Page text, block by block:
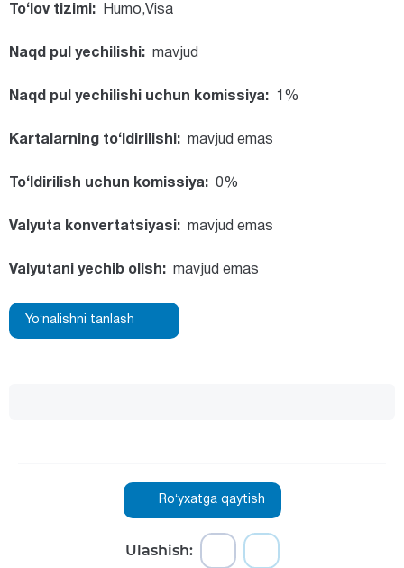
To‘lov tizimi: Humo,Visa
Naqd pul yechilishi: mavjud
Naqd pul yechilishi uchun komissiya: 1%
Kartalarning to‘ldirilishi: mavjud emas
To‘ldirilish uchun komissiya: 0%
Valyuta konvertatsiyasi: mavjud emas
Valyutani yechib olish: mavjud emas
Yoʻnalishni tanlash
Roʻyxatga qaytish
Ulashish: